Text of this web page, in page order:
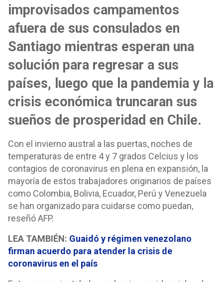
improvisados campamentos
afuera de sus consulados en
Santiago mientras esperan una
solución para regresar a sus
países, luego que la pandemia y la
crisis económica truncaran sus
sueños de prosperidad en Chile.
Con el invierno austral a las puertas, noches de
temperaturas de entre 4 y 7 grados Celcius y los
contagios de coronavirus en plena en expansión, la
mayoría de estos trabajadores originarios de países
como Colombia, Bolivia, Ecuador, Perú y Venezuela
se han organizado para cuidarse como puedan,
reseñó AFP.
LEA TAMBIÉN: Guaidó y régimen venezolano
firman acuerdo para atender la crisis de
coronavirus en el país